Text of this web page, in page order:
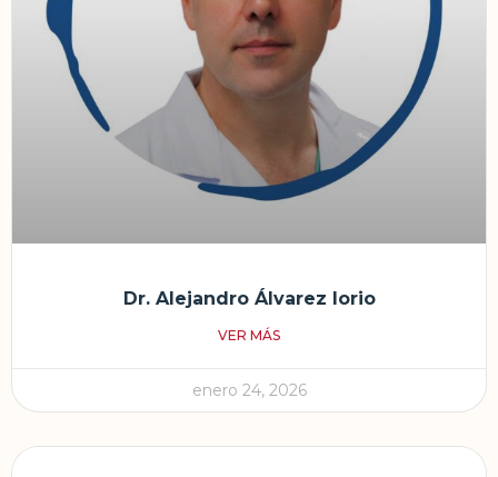
Dr. Alejandro Álvarez Iorio
VER MÁS
enero 24, 2026